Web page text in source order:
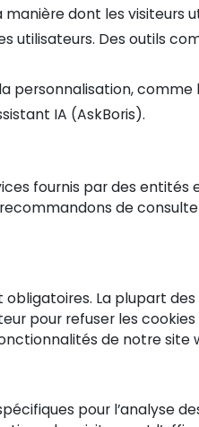
dont les visiteurs
utilisateurs. Des outils
comme
IA (AskBoris).
fournis par des entités
de
obligatoires. La plupart
pour refuser les cookies
de notre site
pour l’analyse